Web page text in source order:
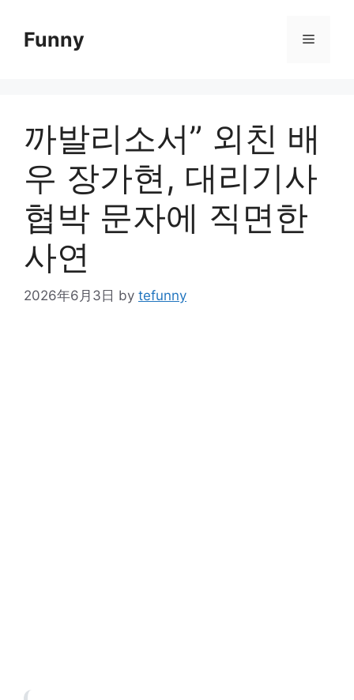
contentFunny Menu
까발리소서” 외친 배
우 장가현, 대리기사
협박 문자에 직면한
사연
2026年6月3日 by tefunny